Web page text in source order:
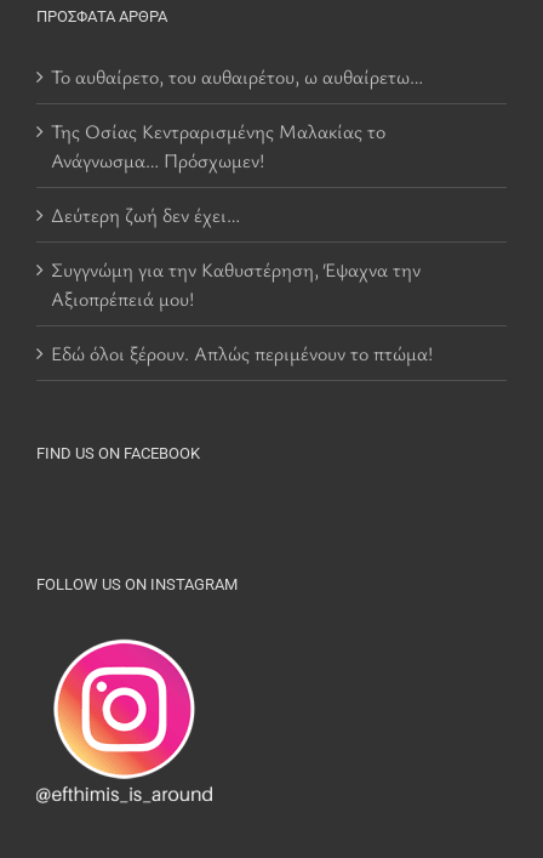
ΠΡΌΣΦΑΤΑ ΆΡΘΡΑ
Το αυθαίρετο, του αυθαιρέτου, ω αυθαίρετω…
Της Οσίας Κεντραρισμένης Μαλακίας το
Ανάγνωσμα… Πρόσχωμεν!
Δεύτερη ζωή δεν έχει…
Συγγνώμη για την Καθυστέρηση, Έψαχνα την
Αξιοπρέπειά μου!
Εδώ όλοι ξέρουν. Απλώς περιμένουν το πτώμα!
FIND US ON FACEBOOK
FOLLOW US ON INSTAGRAM